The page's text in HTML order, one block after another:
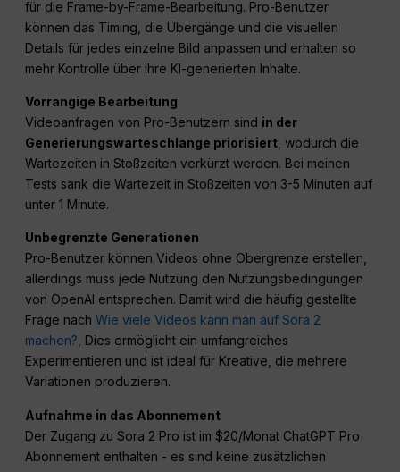
für die Frame-by-Frame-Bearbeitung. Pro-Benutzer
können das Timing, die Übergänge und die visuellen
Details für jedes einzelne Bild anpassen und erhalten so
mehr Kontrolle über ihre KI-generierten Inhalte.
Vorrangige Bearbeitung
Videoanfragen von Pro-Benutzern sind in der
Generierungswarteschlange priorisiert , wodurch die
Wartezeiten in Stoßzeiten verkürzt werden. Bei meinen
Tests sank die Wartezeit in Stoßzeiten von 3-5 Minuten auf
unter 1 Minute.
Unbegrenzte Generationen
Pro-Benutzer können Videos ohne Obergrenze erstellen,
allerdings muss jede Nutzung den Nutzungsbedingungen
von OpenAI entsprechen. Damit wird die häufig gestellte
Frage nachWie viele Videos kann man auf Sora 2
machen?, Dies ermöglicht ein umfangreiches
Experimentieren und ist ideal für Kreative, die mehrere
Variationen produzieren.
Aufnahme in das Abonnement
Der Zugang zu Sora 2 Pro ist im $20/Monat ChatGPT Pro
Abonnement enthalten - es sind keine zusätzlichen